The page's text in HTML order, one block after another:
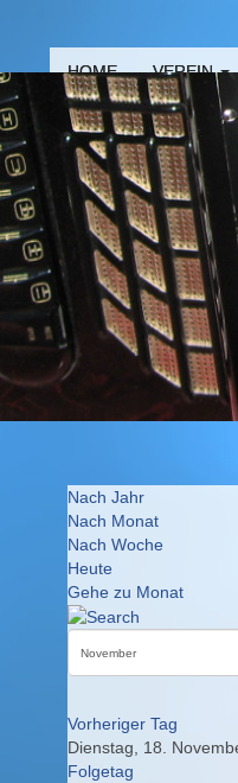
HOME VEREIN
Nach Jahr
Nach Monat
Nach Woche
Heute
Gehe zu Monat
Vorheriger Tag
Dienstag, 18.
Folgetag